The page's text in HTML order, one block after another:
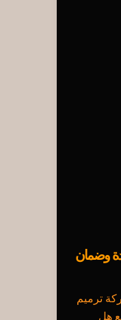
وضمان
ترميم
هل